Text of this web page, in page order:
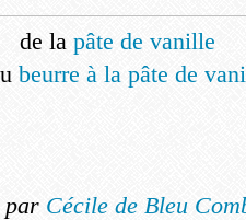
de lapâte de vanille
beurre à la pâte de
par Cécile de Bleu